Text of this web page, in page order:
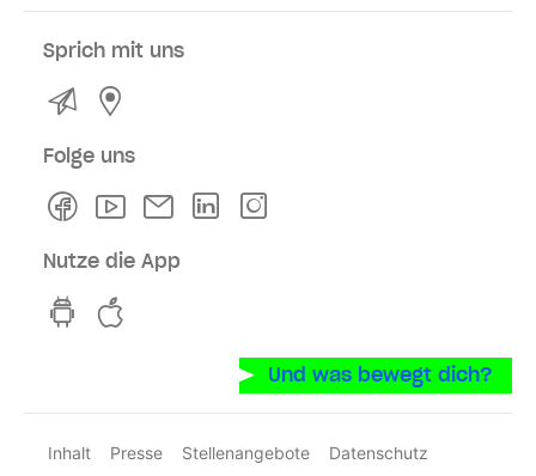
Sprich mit uns
Kontakt
Folge uns
FacebookYoutubeNewsletterLinkedln
Nutze die App
hvv switch App auf GooglePlay
Und was bewegt dich?
Inhalt Presse Stellenangebote
Datenschutz